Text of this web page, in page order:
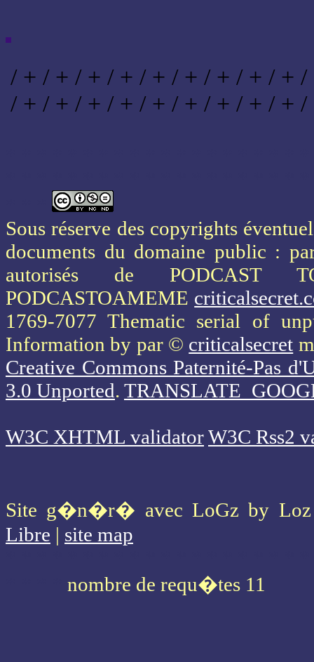
/ + / + / + / + / + / + / + / + / +
/ + / + / + / + / + / + / + / + / +
Sous réserve des copyrights
documents du domaine public :
autorisés de PODCAST
PODCASTOAMEME
1769-7077 Thematic serial of
Information by par © criticalsecret
Creative Commons Paternité-Pas
3.0 Unported.
W3C XHTML validatorW3C Rss2
Site g�n�r� avec LoGz by
Libre | site map
nombre de requ�tes 11